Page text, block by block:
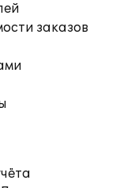
заказов